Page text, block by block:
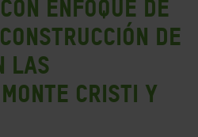
enfoque de
de
las
Cristi y